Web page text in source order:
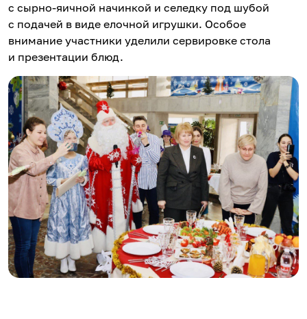
с сырно-яичной начинкой и селедку под шубой
с подачей в виде елочной игрушки. Особое
внимание участники уделили сервировке стола
и презентации блюд.